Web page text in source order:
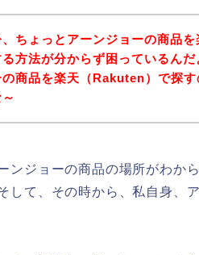
、ちょっとアーンジョーの商品
る方法が分からず困っているん
の商品を楽天（Rakuten）で探
ンジョーの商品の場所がわか
して、その時から、私自身、